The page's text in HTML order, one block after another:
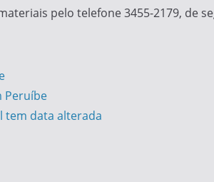
pelo telefone 3455-2179, de
Peruíbe
tem data alterada